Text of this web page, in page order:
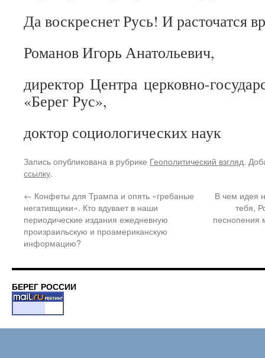
Да воскреснет Русь! И расточатся
Романов Игорь Анатольевич,
директор Центра церковно-
«Берег Рус»,
доктор социологических наук
Запись опубликована в рубрике Геополитический взгляд.
ссылку.
← Конфеты для Трампа и опять «гребаные
негативщики». Кто вдувает в наши
периодические издания ежедневную
произраильскую и проамериканскую
информацию?
В чем идея
тебя,
песнопения
БЕРЕГ РОССИИ